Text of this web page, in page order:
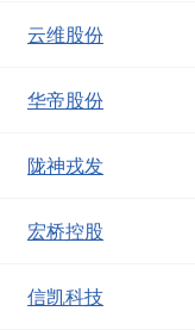
云维股份
华帝股份
陇神戎发
宏桥控股
信凯科技